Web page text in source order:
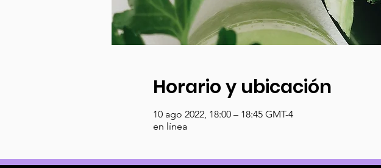
Horario y ubicación
10 ago 2022, 18:00 – 18:45 GMT-4
en línea